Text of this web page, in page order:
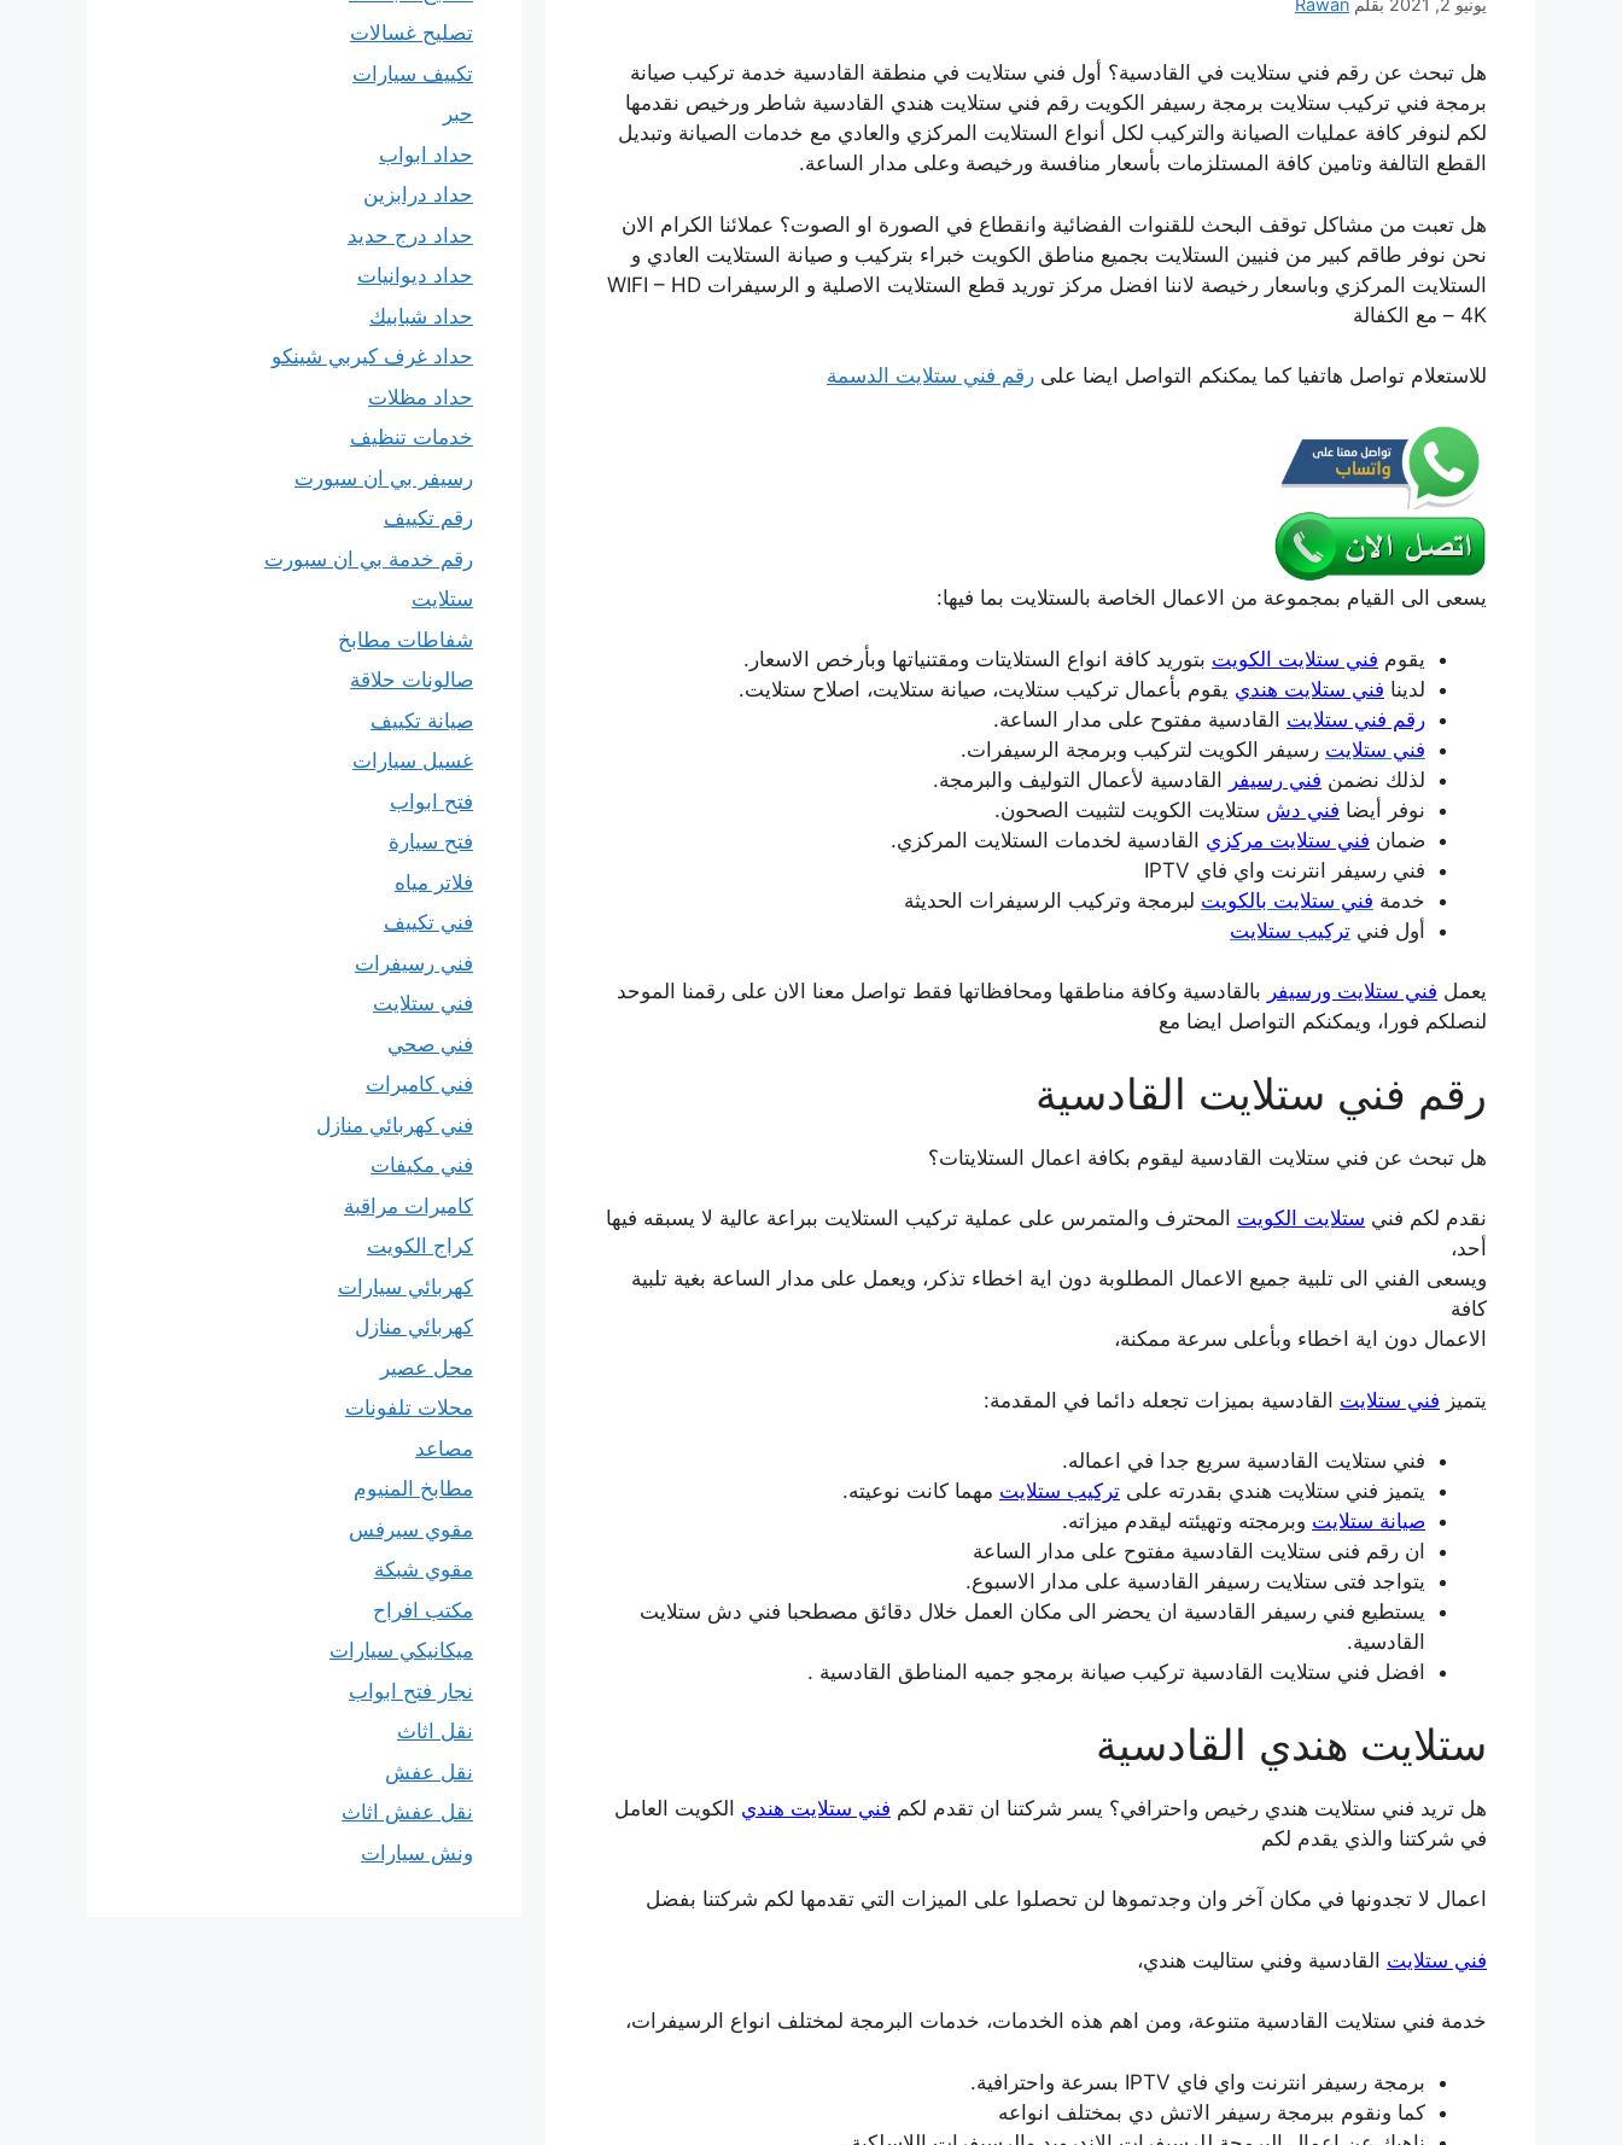
يونيو 2, 2021 بقلم Rawan
هل تبحث عن رقم فني ستلايت في القادسية؟ أول فني ستلايت في منطقة القادسية خدمة تركيب صيانة
برمجة فني تركيب ستلايت برمجة رسيفر الكويت رقم فني ستلايت هندي القادسية شاطر ورخيص نقدمها
لكم لنوفر كافة عمليات الصيانة والتركيب لكل أنواع الستلايت المركزي والعادي مع خدمات الصيانة وتبديل
القطع التالفة وتامين كافة المستلزمات بأسعار منافسة ورخيصة وعلى مدار الساعة.
هل تعبت من مشاكل توقف البحث للقنوات الفضائية وانقطاع في الصورة او الصوت؟ عملائنا الكرام الان
نحن نوفر طاقم كبير من فنيين الستلايت بجميع مناطق الكويت خبراء بتركيب و صيانة الستلايت العادي و
الستلايت المركزي وباسعار رخيصة لاننا افضل مركز توريد قطع الستلايت الاصلية و الرسيفرات WIFI – HD
– 4K مع الكفالة
للاستعلام تواصل هاتفيا كما يمكنكم التواصل ايضا على رقم فني ستلايت الدسمة
يسعى الى القيام بمجموعة من الاعمال الخاصة بالستلايت بما فيها:
يقوم فني ستلايت الكويت بتوريد كافة انواع الستلايتات ومقتنياتها وبأرخص الاسعار.
لدينا فني ستلايت هندي يقوم بأعمال تركيب ستلايت، صيانة ستلايت، اصلاح ستلايت.
رقم فني ستلايت القادسية مفتوح على مدار الساعة.
فني ستلايت رسيفر الكويت لتركيب وبرمجة الرسيفرات.
لذلك نضمن فني رسيفر القادسية لأعمال التوليف والبرمجة.
نوفر أيضا فني دش ستلايت الكويت لتثبيت الصحون.
ضمان فني ستلايت مركزي القادسية لخدمات الستلايت المركزي.
فني رسيفر انترنت واي فاي IPTV
خدمة فني ستلايت بالكويت لبرمجة وتركيب الرسيفرات الحديثة
أول فني تركيب ستلايت
يعمل فني ستلايت ورسيفر بالقادسية وكافة مناطقها ومحافظاتها فقط تواصل معنا الان على رقمنا الموحد
لنصلكم فورا، ويمكنكم التواصل ايضا مع
رقم فني ستلايت القادسية
هل تبحث عن فني ستلايت القادسية ليقوم بكافة اعمال الستلايتات؟
نقدم لكم فني ستلايت الكويت المحترف والمتمرس على عملية تركيب الستلايت ببراعة عالية لا يسبقه فيها
أحد،
ويسعى الفني الى تلبية جميع الاعمال المطلوبة دون اية اخطاء تذكر، ويعمل على مدار الساعة بغية تلبية
كافة
الاعمال دون اية اخطاء وبأعلى سرعة ممكنة،
يتميز فني ستلايت القادسية بميزات تجعله دائما في المقدمة:
فني ستلايت القادسية سريع جدا في اعماله.
يتميز فني ستلايت هندي بقدرته على تركيب ستلايت مهما كانت نوعيته.
صيانة ستلايت وبرمجته وتهيئته ليقدم ميزاته.
ان رقم فنى ستلايت القادسية مفتوح على مدار الساعة
يتواجد فتى ستلايت رسيفر القادسية على مدار الاسبوع.
يستطيع فني رسيفر القادسية ان يحضر الى مكان العمل خلال دقائق مصطحبا فني دش ستلايت
القادسية.
افضل فني ستلايت القادسية تركيب صيانة برمجو جميه المناطق القادسية .
ستلايت هندي القادسية
هل تريد فني ستلايت هندي رخيص واحترافي؟ يسر شركتنا ان تقدم لكم فني ستلايت هندي الكويت العامل
في شركتنا والذي يقدم لكم
اعمال لا تجدونها في مكان آخر وان وجدتموها لن تحصلوا على الميزات التي تقدمها لكم شركتنا بفضل
فني ستلايت القادسية وفني ستاليت هندي،
خدمة فني ستلايت القادسية متنوعة، ومن اهم هذه الخدمات، خدمات البرمجة لمختلف انواع الرسيفرات،
برمجة رسيفر انترنت واي فاي IPTV بسرعة واحترافية.
كما ونقوم ببرمجة رسيفر الاتش دي بمختلف انواعه
تصليح غسالات
تكييف سيارات
حبر
حداد ابواب
حداد درابزين
حداد درج حديد
حداد ديوانيات
حداد شبابيك
حداد غرف كيربي شينكو
حداد مظلات
خدمات تنظيف
رسيفر بي ان سبورت
رقم تكييف
رقم خدمة بي ان سبورت
ستلايت
شفاطات مطابخ
صالونات حلاقة
صيانة تكييف
غسيل سيارات
فتح ابواب
فتح سيارة
فلاتر مياه
فني تكييف
فني رسيفرات
فني ستلايت
فني صحي
فني كاميرات
فني كهربائي منازل
فني مكيفات
كاميرات مراقبة
كراج الكويت
كهربائي سيارات
كهربائي منازل
محل عصير
محلات تلفونات
مصاعد
مطابخ المنيوم
مقوي سيرفس
مقوي شبكة
مكتب افراح
ميكانيكي سيارات
نجار فتح ابواب
نقل اثاث
نقل عفش
نقل عفش اثاث
ونش سيارات